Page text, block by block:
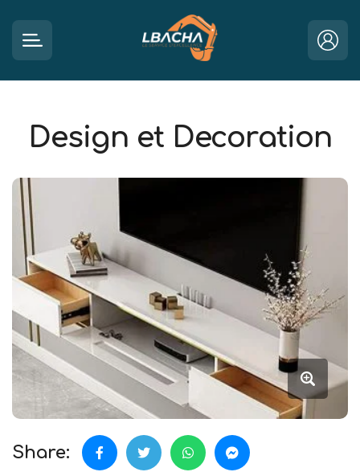
Design et Decoration
Share: